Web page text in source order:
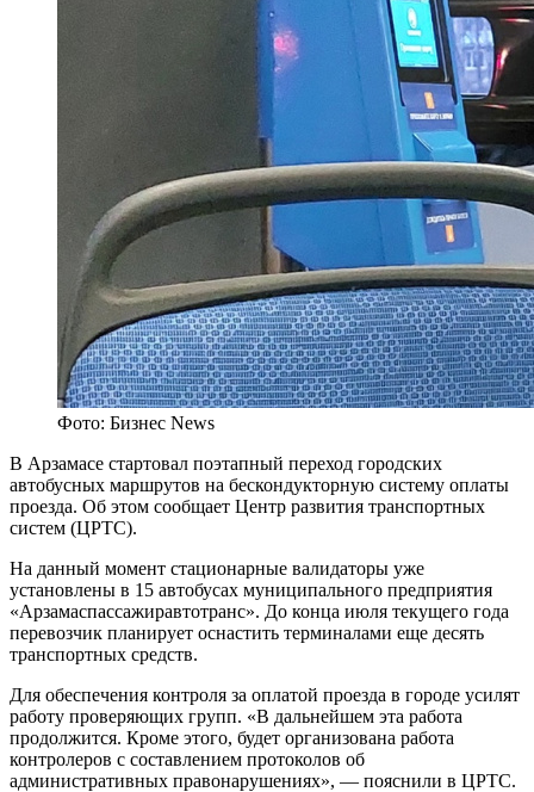
Фото: Бизнес News
В Арзамасе стартовал поэтапный переход городских
автобусных маршрутов на бескондукторную систему оплаты
проезда. Об этом сообщает Центр развития транспортных
систем (ЦРТС).
На данный момент стационарные валидаторы уже
установлены в 15 автобусах муниципального предприятия
«Арзамаспассажиравтотранс». До конца июля текущего года
перевозчик планирует оснастить терминалами еще десять
транспортных средств.
Для обеспечения контроля за оплатой проезда в городе усилят
работу проверяющих групп. «В дальнейшем эта работа
продолжится. Кроме этого, будет организована работа
контролеров с составлением протоколов об
административных правонарушениях», — пояснили в ЦРТС.